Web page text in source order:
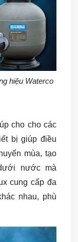
hiệu Waterco
cho cho các
bị giúp điều
mùa, tạo
nước mà
cung cấp đa
nhau, phù